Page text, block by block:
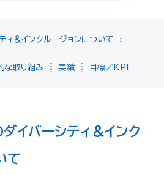
ィ＆インクルージョンについて
な取り組み 実績 目標／KPI
イバーシティ＆インク
て